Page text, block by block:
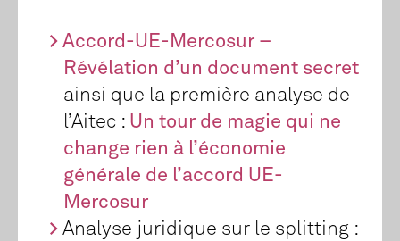
Accord-UE-Mercosur –
Révélation d’un document secret
ainsi que la première analyse de
l’Aitec : Un tour de magie qui ne
change rien à l’économie
générale de l’accord UE-
Mercosur
Analyse juridique sur le splitting :